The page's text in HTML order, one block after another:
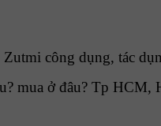
công dụng, tác
mua ở đâu? Tp